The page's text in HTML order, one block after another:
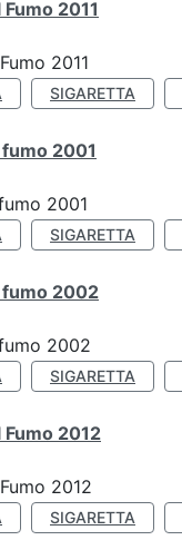
2011
2011
SIGARETTA
2001
2001
SIGARETTA
fumo 2002
2002
SIGARETTA
2012
2012
SIGARETTA